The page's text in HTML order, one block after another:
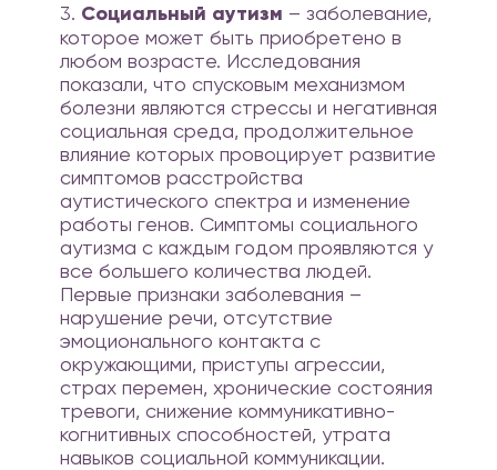
3. Социальный аутизм – заболевание,
которое может быть приобретено в
любом возрасте. Исследования
показали, что спусковым механизмом
болезни являются стрессы и негативная
социальная среда, продолжительное
влияние которых провоцирует развитие
симптомов расстройства
аутистического спектра и изменение
работы генов. Симптомы социального
аутизма с каждым годом проявляются у
все большего количества людей.
Первые признаки заболевания –
нарушение речи, отсутствие
эмоционального контакта с
окружающими, приступы агрессии,
страх перемен, хронические состояния
тревоги, снижение коммуникативно-
когнитивных способностей, утрата
навыков социальной коммуникации.